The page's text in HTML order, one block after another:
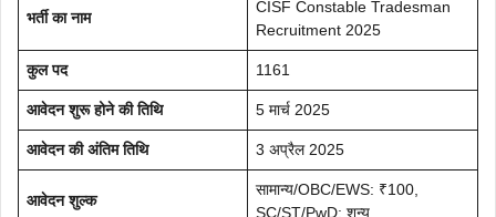
भर्ती का नाम
CISF Constable Tradesman
Recruitment 2025
कुल पद 1161
आवेदन शुरू होने की तिथि 5 मार्च 2025
आवेदन की अंतिम तिथि 3 अप्रैल 2025
आवेदन शुल्क
सामान्य/OBC/EWS: ₹100,
SC/ST/PwD: शून्य